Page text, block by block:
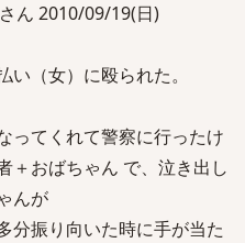
ん 2010/09/19(日)
（女）に殴られた。
ってくれて警察に行ったけ
＋おばちゃん で、泣き出し
んが
分振り向いた時に手が当た